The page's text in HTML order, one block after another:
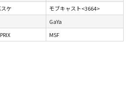
ケ
モブキャスト<3664>
GaYa
MSF